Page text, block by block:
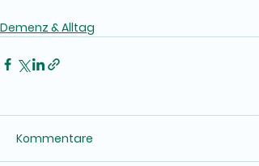
Demenz & Alltag
Kommentare